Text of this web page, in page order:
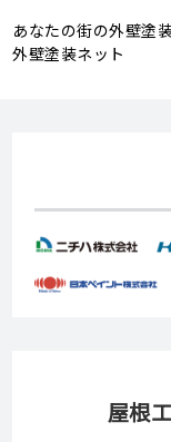
あなたの街の外壁塗
外壁塗装ネット
屋根